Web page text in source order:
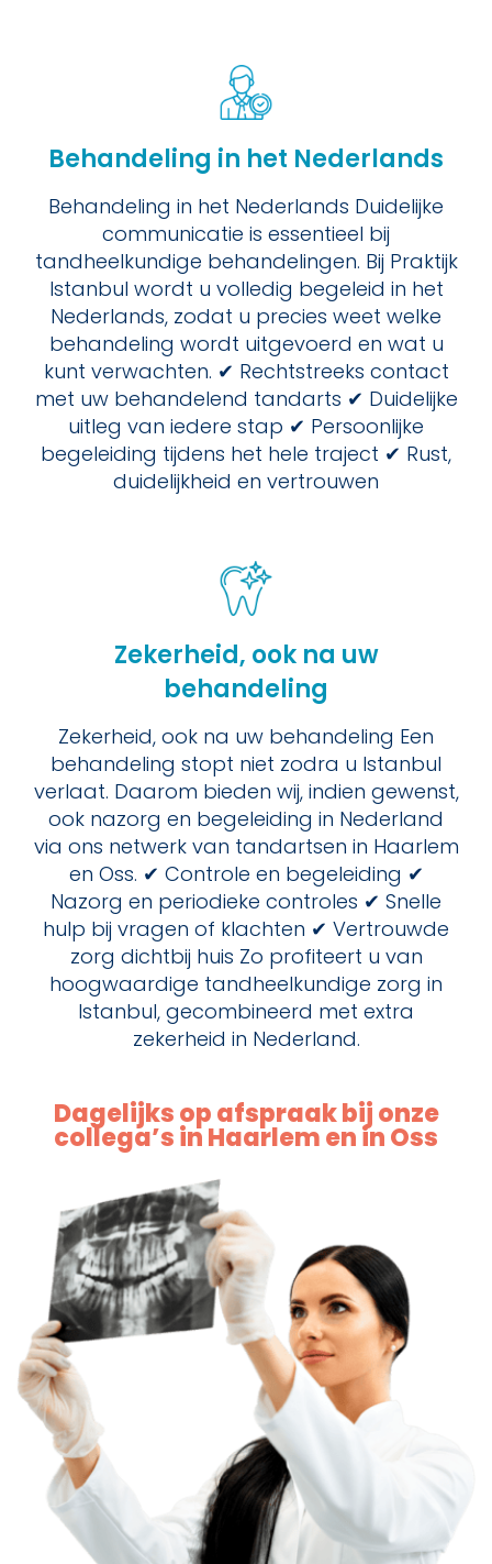
Behandeling in het Nederlands
Behandeling in het Nederlands Duidelijke
communicatie is essentieel bij
tandheelkundige behandelingen. Bij Praktijk
Istanbul wordt u volledig begeleid in het
Nederlands, zodat u precies weet welke
behandeling wordt uitgevoerd en wat u
kunt verwachten. ✔ Rechtstreeks contact
met uw behandelend tandarts ✔ Duidelijke
uitleg van iedere stap ✔ Persoonlijke
begeleiding tijdens het hele traject ✔ Rust,
duidelijkheid en vertrouwen
Zekerheid, ook na uw
behandeling
Zekerheid, ook na uw behandeling Een
behandeling stopt niet zodra u Istanbul
verlaat. Daarom bieden wij, indien gewenst,
ook nazorg en begeleiding in Nederland
via ons netwerk van tandartsen in Haarlem
en Oss. ✔ Controle en begeleiding ✔
Nazorg en periodieke controles ✔ Snelle
hulp bij vragen of klachten ✔ Vertrouwde
zorg dichtbij huis Zo profiteert u van
hoogwaardige tandheelkundige zorg in
Istanbul, gecombineerd met extra
zekerheid in Nederland.
Dagelijks op afspraak bij onze
collega’s in Haarlem en in Oss